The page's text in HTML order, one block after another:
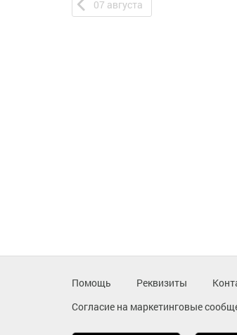
07 августа
Помощь Реквизиты
Согласие на маркетинговые